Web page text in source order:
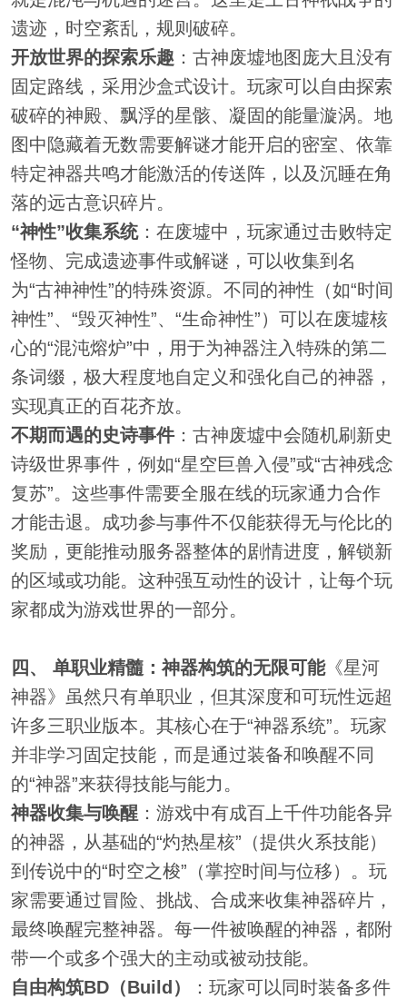
遗迹，时空紊乱，规则破碎。
开放世界的探索乐趣：古神废墟地图庞大且没有
固定路线，采用沙盒式设计。玩家可以自由探索
破碎的神殿、飘浮的星骸、凝固的能量漩涡。地
图中隐藏着无数需要解谜才能开启的密室、依靠
特定神器共鸣才能激活的传送阵，以及沉睡在角
落的远古意识碎片。
“神性”收集系统：在废墟中，玩家通过击败特定
怪物、完成遗迹事件或解谜，可以收集到名
为“古神神性”的特殊资源。不同的神性（如“时间
神性”、“毁灭神性”、“生命神性”）可以在废墟核
心的“混沌熔炉”中，用于为神器注入特殊的第二
条词缀，极大程度地自定义和强化自己的神器，
实现真正的百花齐放。
不期而遇的史诗事件：古神废墟中会随机刷新史
诗级世界事件，例如“星空巨兽入侵”或“古神残念
复苏”。这些事件需要全服在线的玩家通力合作
才能击退。成功参与事件不仅能获得无与伦比的
奖励，更能推动服务器整体的剧情进度，解锁新
的区域或功能。这种强互动性的设计，让每个玩
家都成为游戏世界的一部分。
四、 单职业精髓：神器构筑的无限可能《星河
神器》虽然只有单职业，但其深度和可玩性远超
许多三职业版本。其核心在于“神器系统”。玩家
并非学习固定技能，而是通过装备和唤醒不同
的“神器”来获得技能与能力。
神器收集与唤醒：游戏中有成百上千件功能各异
的神器，从基础的“灼热星核”（提供火系技能）
到传说中的“时空之梭”（掌控时间与位移）。玩
家需要通过冒险、挑战、合成来收集神器碎片，
最终唤醒完整神器。每一件被唤醒的神器，都附
带一个或多个强大的主动或被动技能。
自由构筑BD（Build）
：玩家可以同时装备多件